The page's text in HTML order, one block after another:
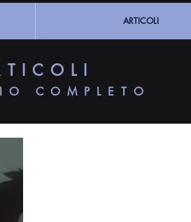
ARTICOLI
COMPLETO